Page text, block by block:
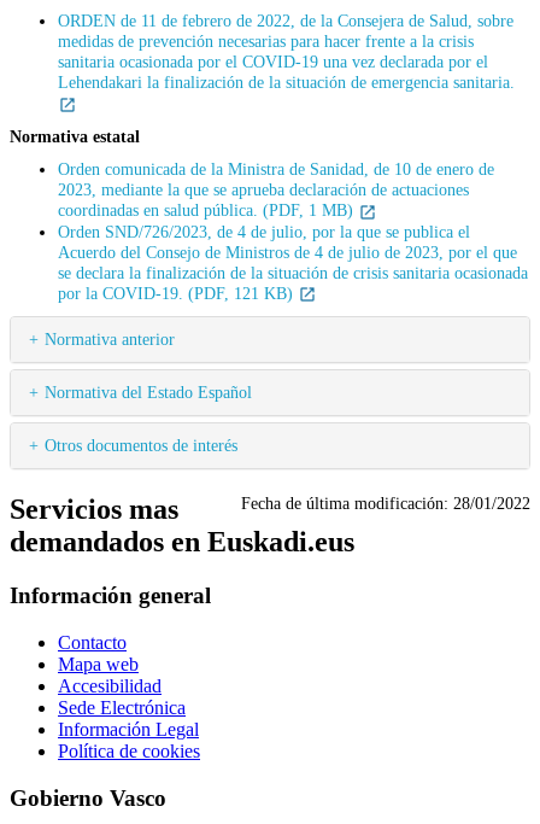
ORDEN de 11 de febrero de 2022, de la Consejera de Salud, sobre
medidas de prevención necesarias para hacer frente a la crisis
sanitaria ocasionada por el COVID-19 una vez declarada por el
Lehendakari la finalización de la situación de emergencia sanitaria.
Normativa estatal
Orden comunicada de la Ministra de Sanidad, de 10 de enero de
2023, mediante la que se aprueba declaración de actuaciones
coordinadas en salud pública. (PDF, 1 MB)
Orden SND/726/2023, de 4 de julio, por la que se publica el
Acuerdo del Consejo de Ministros de 4 de julio de 2023, por el que
se declara la finalización de la situación de crisis sanitaria ocasionada
por la COVID-19. (PDF, 121 KB)
Normativa anterior
Normativa del Estado Español
Otros documentos de interés
Fecha de última modificación: 28/01/2022
Servicios mas
demandados en Euskadi.eus
Información general
Contacto
Mapa web
Accesibilidad
Sede Electrónica
Información Legal
Política de cookies
Gobierno Vasco